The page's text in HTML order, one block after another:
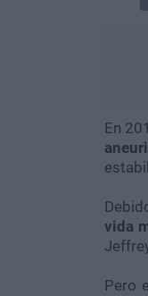
En
vida
Pero